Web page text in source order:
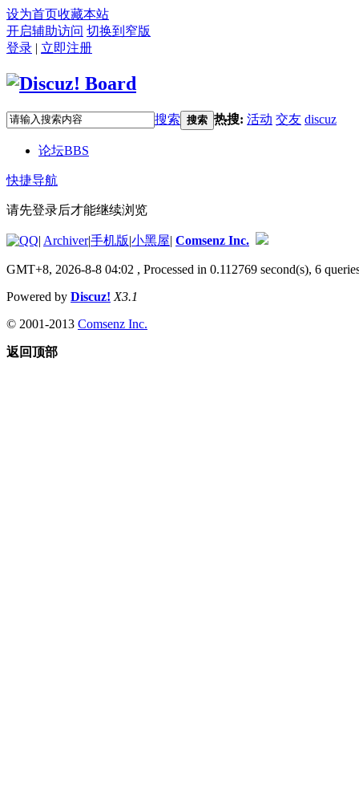
设为首页收藏本站
开启辅助访问 切换到窄版
登录 | 立即注册
搜索 搜索 热搜: 活动 交友 discuz
论坛BBS
快捷导航
请先登录后才能继续浏览
| Archiver|手机版|小黑屋| Comsenz Inc.
GMT+8, 2026-8-8 04:02 , Processed in 0.112769 second(s), 6
Powered by Discuz! X3.1
© 2001-2013 Comsenz Inc.
返回顶部